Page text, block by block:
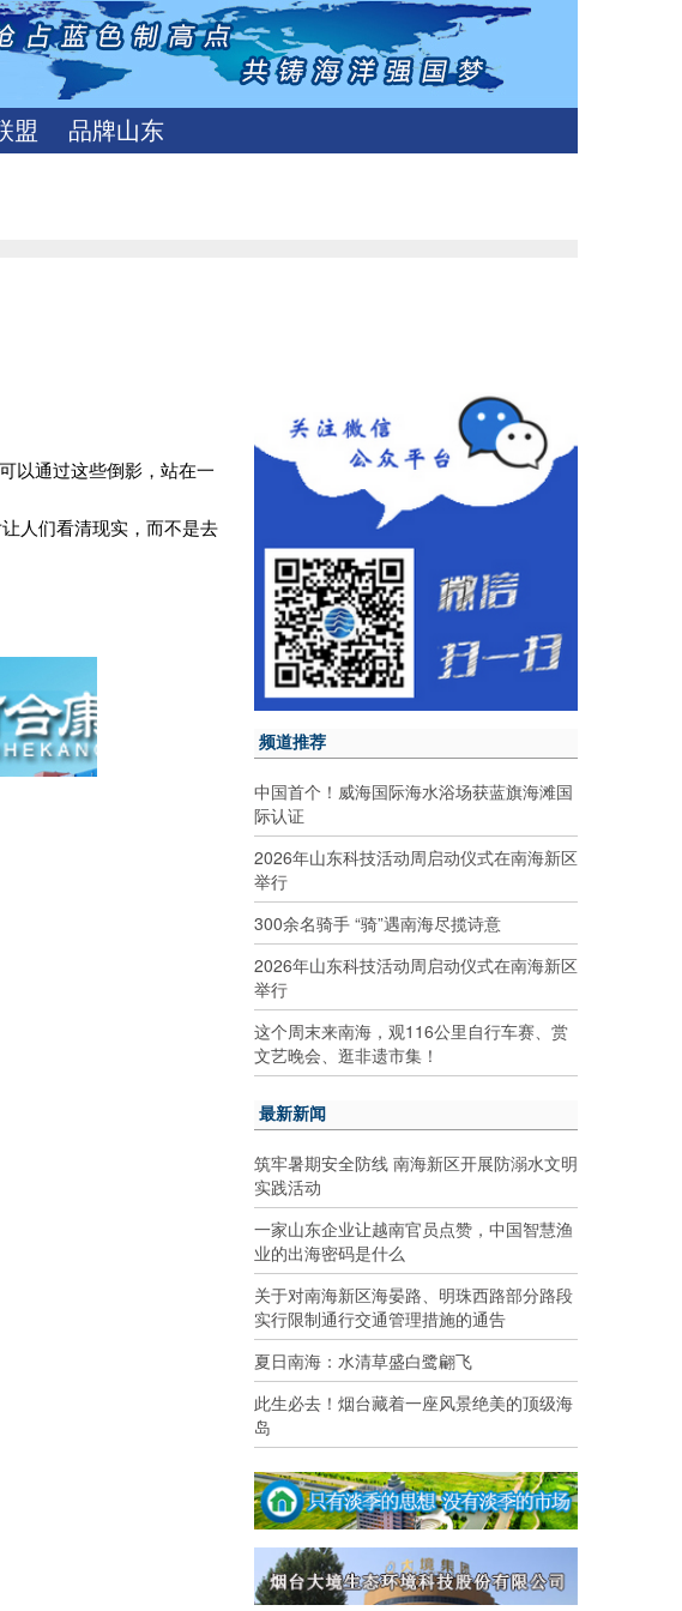
盟 品牌山东
以通过这些倒影，站在一
人们看清现实，而不是去
频道推荐
中国首个！威海国际海水浴场获蓝旗海滩国
际认证
2026年山东科技活动周启动仪式在南海新区
举行
300余名骑手 “骑”遇南海尽揽诗意
2026年山东科技活动周启动仪式在南海新区
举行
这个周末来南海，观116公里自行车赛、赏
文艺晚会、逛非遗市集！
最新新闻
筑牢暑期安全防线 南海新区开展防溺水文明
实践活动
一家山东企业让越南官员点赞，中国智慧渔
业的出海密码是什么
关于对南海新区海晏路、明珠西路部分路段
实行限制通行交通管理措施的通告
夏日南海：水清草盛白鹭翩飞
此生必去！烟台藏着一座风景绝美的顶级海
岛